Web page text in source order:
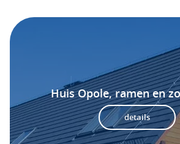
Huis Opole, ramen en
details